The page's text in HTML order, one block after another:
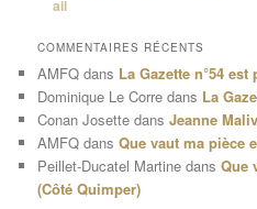
COMMENTAIRES RÉCENTS
AMFQ dans La Gazette n°54 est
Dominique Le Corre dans La
Conan Josette dansJeanne
AMFQ dansQue vaut ma pièce
Peillet-Ducatel Martine dansQue
(Côté Quimper)